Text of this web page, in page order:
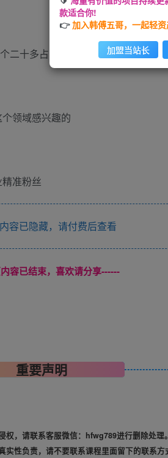
二十多占卜情感等一个粉就是十几块
领域感兴趣的
准粉丝
容已隐藏，请付费后查看
容已结束，喜欢请分享------
重要声明
，请联系客服微信：hfwg789进行删除处理。
性负责，请不要联系课程里面留下的联系
款适合你!
👉加入韩傅五哥，一起轻资
加盟当站长